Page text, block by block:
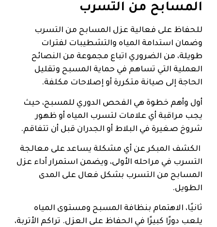
المسابح من التسرب
للحفاظ على فعالية عزل المسابح من التسرب
وضمان استدامة المياه والتشطيبات لفترات
طويلة، من الضروري اتباع مجموعة من النصائح
العملية التي تساهم في حماية المسبح وتقليل
الحاجة إلى صيانة متكررة أو إصلاحات مكلفة.
أول وأهم خطوة هي الفحص الدوري للمسبح، حيث
يجب مراقبة أي علامات لتسرب المياه أو ظهور
شروخ صغيرة في البلاط أو الجدران قبل أن تتفاقم.
الكشف المبكر عن أي مشكلة يساعد على معالجة
التسرب في مراحله الأولى، ويضمن استمرار أداء عزل
المسابح من التسرب بشكل فعال على المدى
الطويل.
ثانيًا، الاهتمام بنظافة المسبح ومستوى المياه
يلعب دورًا كبيرًا في الحفاظ على العزل. تراكم الأتربة،